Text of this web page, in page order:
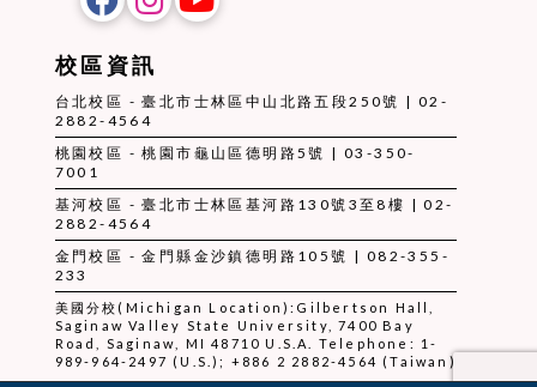
校區資訊
台北校區 - 臺北市士林區中山北路五段250號 | 02-
2882-4564
桃園校區 - 桃園市龜山區德明路5號 | 03-350-
7001
基河校區 - 臺北市士林區基河路130號3至8樓 | 02-
2882-4564
金門校區 - 金門縣金沙鎮德明路105號 | 082-355-
233
美國分校(Michigan Location):Gilbertson Hall,
Saginaw Valley State University, 7400 Bay
Road, Saginaw, MI 48710 U.S.A. Telephone: 1-
989-964-2497 (U.S.); +886 2 2882-4564 (Taiwan)